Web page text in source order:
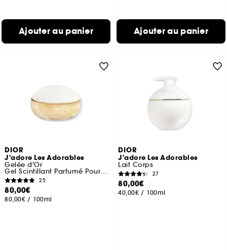
Ajouter au panier Ajouter au panier
DIOR
J'adore Les Adorables
Gelée d'Or
Gel Scintillant Parfumé Pour Le Corps
25
80,00€
80,00€ / 100ml
DIOR
J'adore Les Adorables
Lait Corps
27
80,00€
40,00€ / 100ml